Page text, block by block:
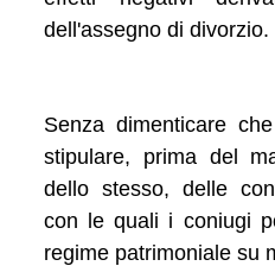
dell'assegno di divorzio.
Senza dimenticare
stipulare, prima del
dello stesso, delle
con le quali i coniugi
regime patrimoniale su